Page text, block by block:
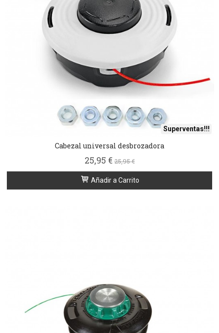
Superventas!!!
Cabezal universal desbrozadora
25,95 €25,95 €
Añadir a Carrito